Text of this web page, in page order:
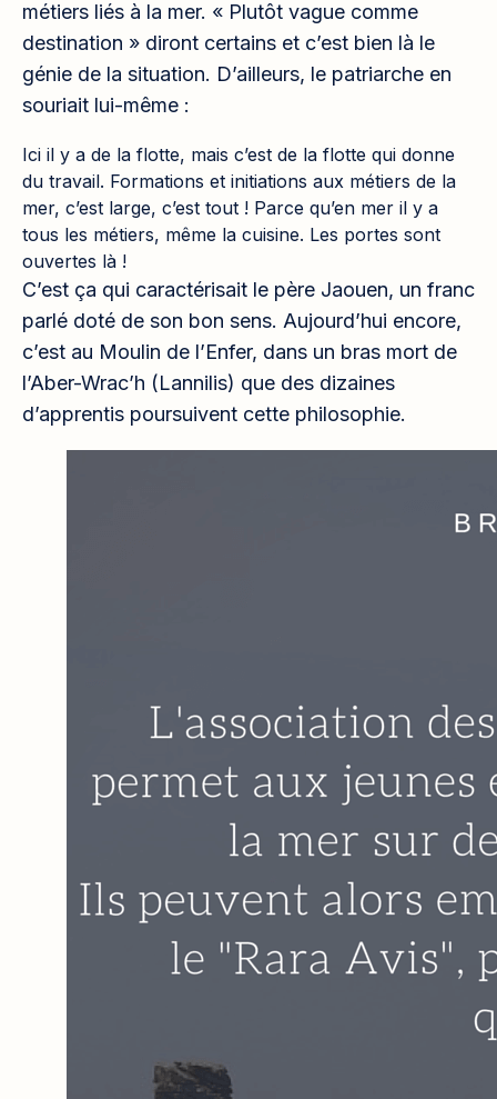
métiers liés à la mer. « Plutôt vague comme
destination » diront certains et c’est bien là le
génie de la situation. D’ailleurs, le patriarche en
souriait lui-même :
Ici il y a de la flotte, mais c’est de la flotte qui donne
du travail. Formations et initiations aux métiers de la
mer, c’est large, c’est tout ! Parce qu’en mer il y a
tous les métiers, même la cuisine. Les portes sont
ouvertes là !
C’est ça qui caractérisait le père Jaouen, un franc
parlé doté de son bon sens. Aujourd’hui encore,
c’est au Moulin de l’Enfer, dans un bras mort de
l’Aber-Wrac’h (Lannilis) que des dizaines
d’apprentis poursuivent cette philosophie.